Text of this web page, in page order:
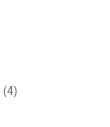
(4)